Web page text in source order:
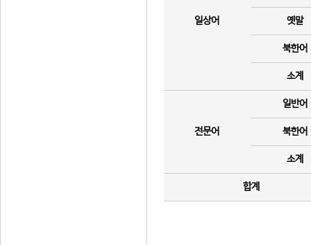
일상어 옛말
북한어
소계
전문어
일반어
북한어
소계
합계